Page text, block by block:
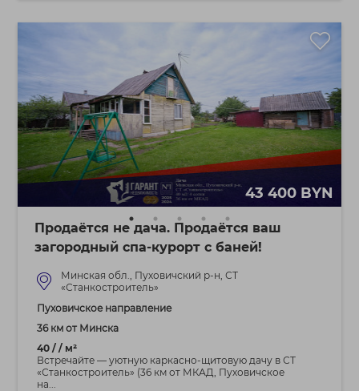
43 400 BYN
Продаётся не дача. Продаётся ваш
загородный спа-курорт с баней!
Минская обл., Пуховичский р-н, СТ
«Станкостроитель»
Пуховичское направление
36 км от Минска
40 / / м²
Встречайте — уютную каркасно-щитовую дачу в СТ
«Станкостроитель» (36 км от МКАД, Пуховичское
на...